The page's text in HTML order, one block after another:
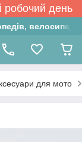
робочий день
для мото